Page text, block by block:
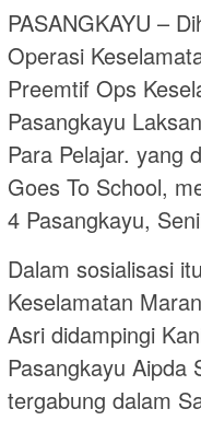
PASANGKAYU –
Operasi
Preemtif Ops
Pasangkayu
Para Pelajar. yang
Goes To School,
4 Pasangkayu,
Dalam sosialisasi
Keselamatan
Asri didampingi
Pasangkayu Aipda
tergabung dalam